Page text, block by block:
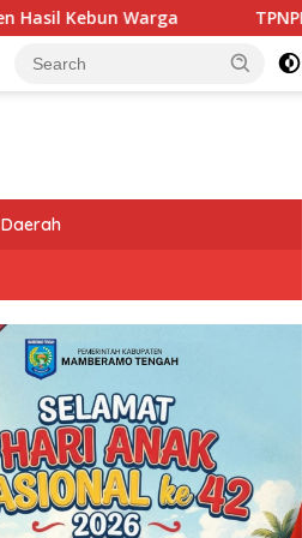
TPNPB Kodap XVI Yahukimo
Daerah